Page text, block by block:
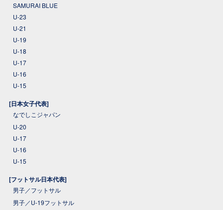
SAMURAI BLUE
U-23
U-21
U-19
U-18
U-17
U-16
U-15
[日本女子代表]
なでしこジャパン
U-20
U-17
U-16
U-15
[フットサル日本代表]
男子／フットサル
男子／U-19フットサル